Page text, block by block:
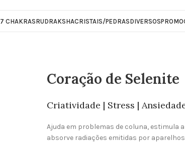
7 CHAKRASRUDRAKSHACRISTAIS/PEDRASDIVERSOS
Coração de Selenite
Criatividade | Stress |
Ajuda em problemas de coluna, estimula
absorve radiações emitidas por